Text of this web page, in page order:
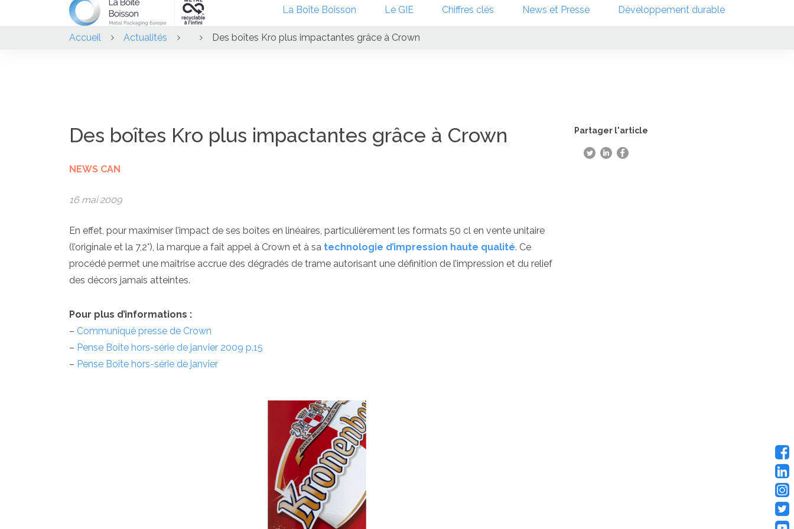
La Boîte Boisson Le GIE Chiffres clés News et Presse Développement durable
Accueil Actualités Des boîtes Kro plus impactantes grâce à Crown
Des boîtes Kro plus impactantes grâce à Crown
NEWS CAN
16 mai 2009
En effet, pour maximiser l’impact de ses boîtes en linéaires, particulièrement les formats 50 cl en vente unitaire
(l’originale et la 7,2°), la marque a fait appel à Crown et à sa technologie d’impression haute qualité. Ce
procédé permet une maîtrise accrue des dégradés de trame autorisant une définition de l’impression et du relief
des décors jamais atteintes.
Pour plus d’informations :
– Communiqué presse de Crown
– Pense Boîte hors-série de janvier 2009 p.15
– Pense Boîte hors-série de janvier
Partager l'article